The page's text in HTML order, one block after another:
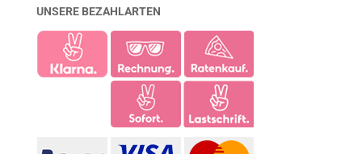
UNSERE BEZAHLARTEN